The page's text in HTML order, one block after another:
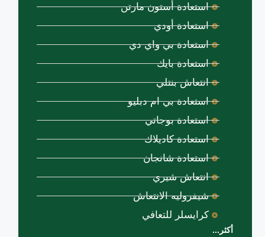
استعادة أستون مارتن
استعادة أودي
استعادة بي واي دي
استعادة بايك
انتعاش بنتلي
استعادة بي ام دبليو
استعادة بوجاتي
استعادة كاديلاك
استعادة شانجان
انتعاش شيري
شيفروليه الانتعاش
كرايسلر للتعافي
أكثر...